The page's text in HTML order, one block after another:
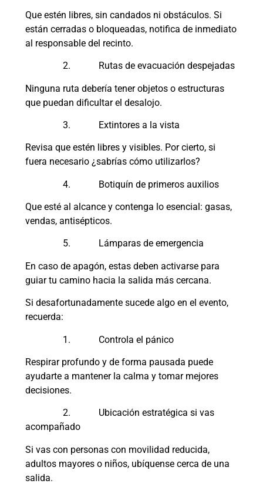
Que estén libres, sin candados ni obstáculos. Si
están cerradas o bloqueadas, notifica de inmediato
al responsable del recinto.
2. Rutas de evacuación despejadas
Ninguna ruta debería tener objetos o estructuras
que puedan dificultar el desalojo.
3. Extintores a la vista
Revisa que estén libres y visibles. Por cierto, si
fuera necesario ¿sabrías cómo utilizarlos?
4. Botiquín de primeros auxilios
Que esté al alcance y contenga lo esencial: gasas,
vendas, antisépticos.
5. Lámparas de emergencia
En caso de apagón, estas deben activarse para
guiar tu camino hacia la salida más cercana.
Si desafortunadamente sucede algo en el evento,
recuerda:
1. Controla el pánico
Respirar profundo y de forma pausada puede
ayudarte a mantener la calma y tomar mejores
decisiones.
2. Ubicación estratégica si vas
acompañado
Si vas con personas con movilidad reducida,
adultos mayores o niños, ubíquense cerca de una
salida.